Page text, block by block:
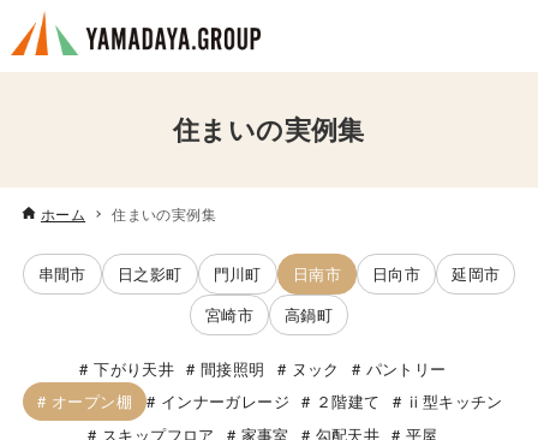
住まいの実例集
ホーム 住まいの実例集
串間市 日之影町 門川町 日南市 日向市
延岡市
宮崎市
高鍋町
下がり天井 間接照明 ヌック
パントリー
オープン棚
インナーガレージ ２階建て
ⅱ型キッチン
スキップフロア
家事室 勾配天井
平屋